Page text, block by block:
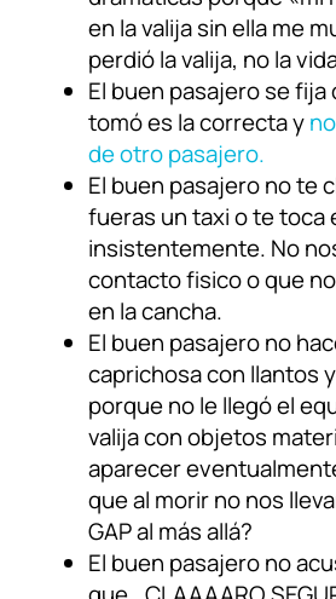
en la valija sin ella me
perdió la valija, no la
El buen pasajero se fija
tomó es la correcta y
de otro pasajero.
El buen pasajero no te
fueras un taxi o te toca
insistentemente. No
contacto fisico o que
en la cancha.
El buen pasajero no
caprichosa con llantos
porque no le llegó el
valija con objetos
aparecer
que al morir no nos
GAP al más allá?
El buen pasajero no